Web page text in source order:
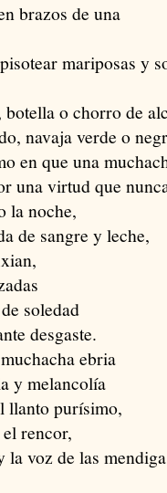
brazos de una
mariposas y
botella o chorro de
navaja verde o
en que una
una virtud que
la noche,
de sangre y leche,
soledad
desgaste.
ebria
y melancolía
llanto purísimo,
rencor,
la voz de las